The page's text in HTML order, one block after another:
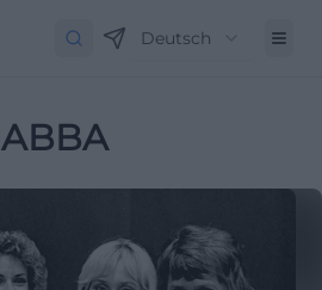
Deutsch
ABBA